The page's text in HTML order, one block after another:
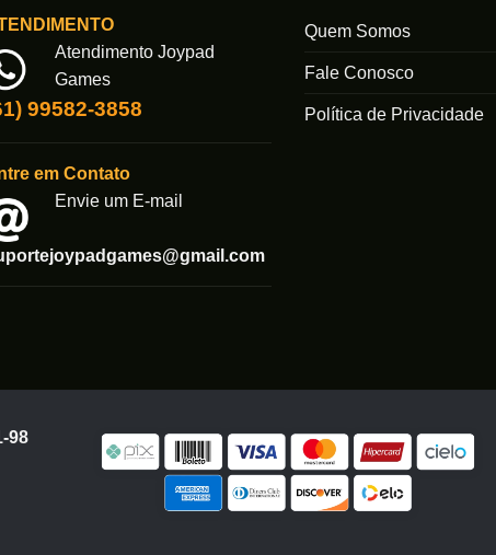
Atendimento Joypad
Games
99582-3858
em Contato
Envie um E-mail
Quem Somos
Fale Conosco
Política de Privacidade
98